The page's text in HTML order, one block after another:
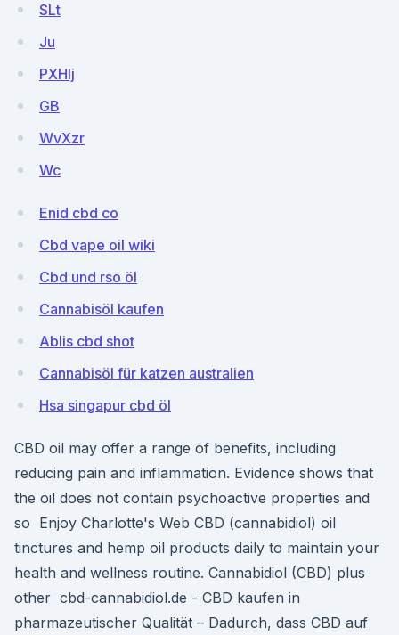
SLt
Ju
PXHIj
GB
WvXzr
Wc
Enid cbd co
Cbd vape oil wiki
Cbd und rso öl
Cannabisöl kaufen
Ablis cbd shot
Cannabisöl für katzen australien
Hsa singapur cbd öl
CBD oil may offer a range of benefits, including
reducing pain and inflammation. Evidence shows that
the oil does not contain psychoactive properties and
so Enjoy Charlotte's Web CBD (cannabidiol) oil
tinctures and hemp oil products daily to maintain your
health and wellness routine. Cannabidiol (CBD) plus
other cbd-cannabidiol.de - CBD kaufen in
pharmazeutischer Qualität – Dadurch, dass CBD auf